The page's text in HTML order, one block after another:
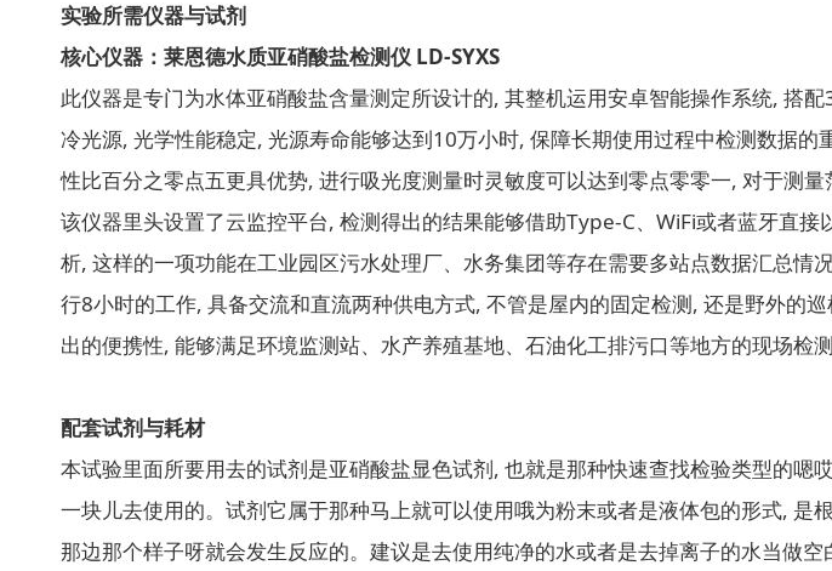
实验所需仪器与试剂
核心仪器：莱恩德水质亚硝酸盐检测仪 LD-SYXS
此仪器是专门为水体亚硝酸盐含量测定所设计的, 其整机运用安卓智能操作系统, 搭
冷光源, 光学性能稳定, 光源寿命能够达到10万小时, 保障长期使用过程中检测数据
性比百分之零点五更具优势, 进行吸光度测量时灵敏度可以达到零点零零一, 对于测
该仪器里头设置了云监控平台, 检测得出的结果能够借助Type-C、WiFi或者蓝牙直
析, 这样的一项功能在工业园区污水处理厂、水务集团等存在需要多站点数据汇总
行8小时的工作, 具备交流和直流两种供电方式, 不管是屋内的固定检测, 还是野外
出的便携性, 能够满足环境监测站、水产养殖基地、石油化工排污口等地方的现场检测
配套试剂与耗材
本试验里面所要用去的试剂是亚硝酸盐显色试剂, 也就是那种快速查找检验类型的
一块儿去使用的。试剂它属于那种马上就可以使用哦为粉末或者是液体包的形式,
那边那个样子呀就会发生反应的。建议是去使用纯净的水或者是去掉离子的水当做